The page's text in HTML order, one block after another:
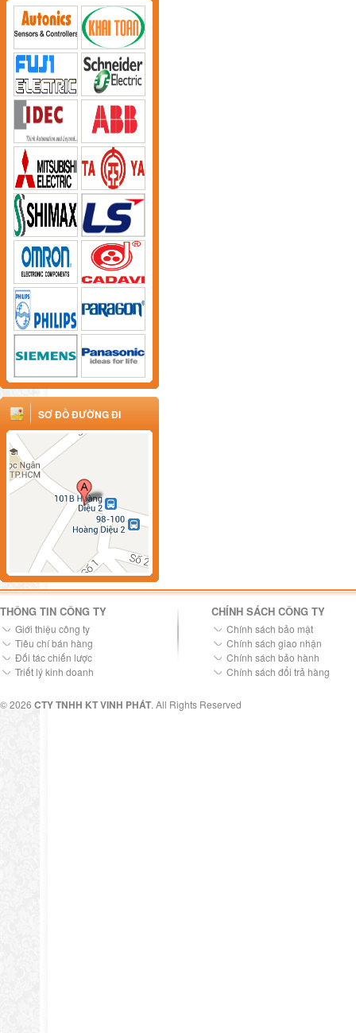
SƠ ĐỒ ĐƯỜNG ĐI
THÔNG TIN CÔNG TY
Giới thiệu công ty
Tiêu chí bán hàng
Đối tác chiến lược
Triết lý kinh doanh
CHÍNH SÁCH CÔNG TY
Chính sách bảo mật
Chính sách giao nhận
Chính sách bảo hành
Chính sách đổi trả hàng
© 2026 CTY TNHH KT VINH PHÁT. All Rights Reserved